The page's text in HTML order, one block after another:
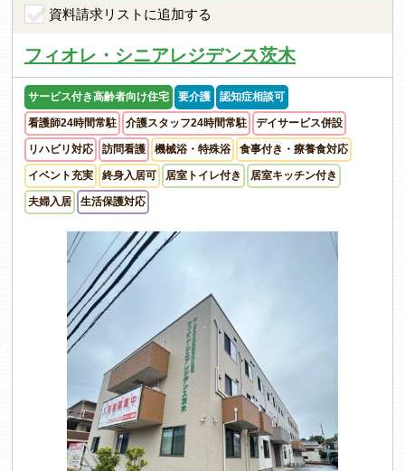
資料請求リストに追加する
フィオレ・シニアレジデンス茨木
サービス付き高齢者向け住宅 要介護 認知症相談可
看護師24時間常駐 介護スタッフ24時間常駐 デイサービス併設
リハビリ対応 訪問看護 機械浴・特殊浴 食事付き・療養食対応
イベント充実 終身入居可 居室トイレ付き 居室キッチン付き
夫婦入居 生活保護対応